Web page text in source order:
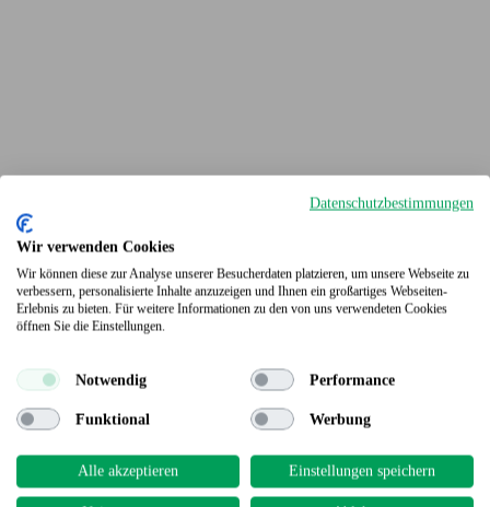
Terrassendielen
Datenschutzbestimmungen
Wir verwenden Cookies
Wir können diese zur Analyse unserer Besucherdaten platzieren, um unsere Webseite zu
verbessern, personalisierte Inhalte anzuzeigen und Ihnen ein großartiges Webseiten-
Erlebnis zu bieten. Für weitere Informationen zu den von uns verwendeten Cookies
öffnen Sie die Einstellungen.
Notwendig Performance
Funktional Werbung
Alle akzeptieren Einstellungen speichern